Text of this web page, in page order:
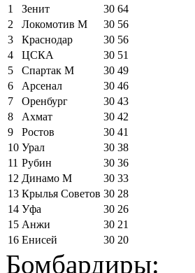
1
Зенит 30 64
2
Локомотив М 30 56
3
Краснодар 30 56
4
ЦСКА 30 51
5
Спартак М 30 49
6
Арсенал 30 46
7
Оренбург 30 43
8
Ахмат 30 42
9
Ростов 30 41
10 Урал 30 38
11 Рубин 30 36
12 Динамо М 30 33
13 Крылья Советов 30 28
14 Уфа 30 26
15 Анжи 30 21
16 Енисей 30 20
Бомбардиры: